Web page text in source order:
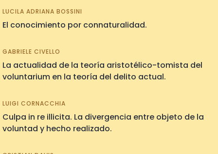
LUCILA ADRIANA BOSSINI
El conocimiento por connaturalidad.
GABRIELE CIVELLO
La actualidad de la teoría aristotélico-tomista del
voluntarium en la teoría del delito actual.
LUIGI CORNACCHIA
Culpa in re illicita. La divergencia entre objeto de la
voluntad y hecho realizado.